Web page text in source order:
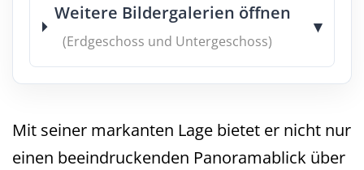
Weitere Bildergalerien öffnen
(Erdgeschoss und Untergeschoss)
▾
Mit seiner markanten Lage bietet er nicht nur
einen beeindruckenden Panoramablick über